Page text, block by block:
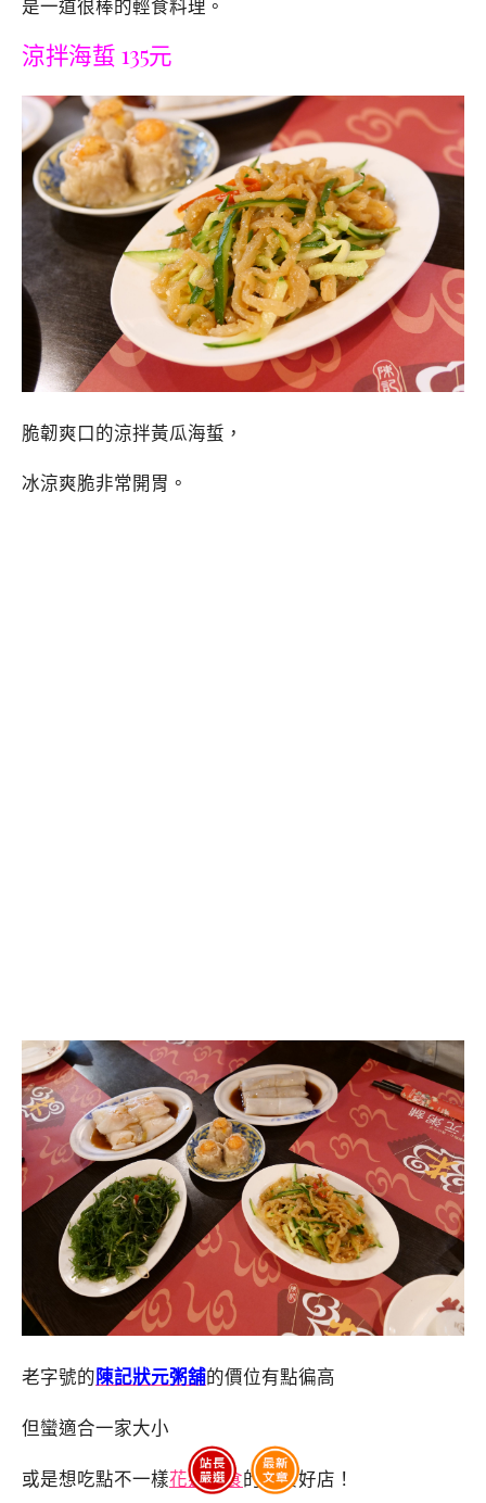
是一道很棒的輕食料理。
涼拌海蜇 135元
脆韌爽口的涼拌黃瓜海蜇，
冰涼爽脆非常開胃。
老字號的陳記狀元粥舖的價位有點徧高
但蠻適合一家大小
或是想吃點不一樣花蓮美食的用餐好店！